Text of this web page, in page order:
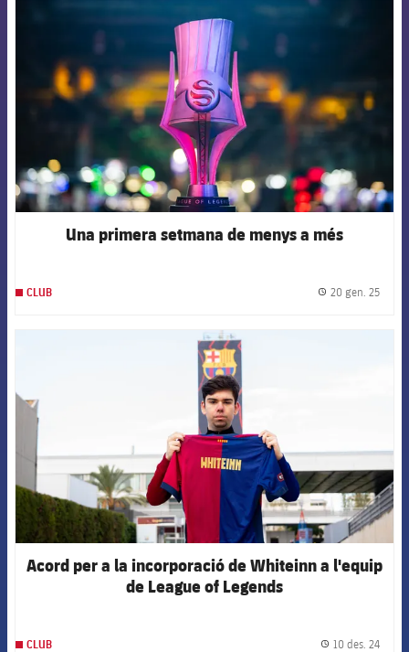
FCB Barcelona badge
Una primera setmana de menys a més
CLUB 20 gen. 25
FCB Barcelona badge
Acord per a la incorporació de Whiteinn a l'equip
de League of Legends
CLUB 10 des. 24